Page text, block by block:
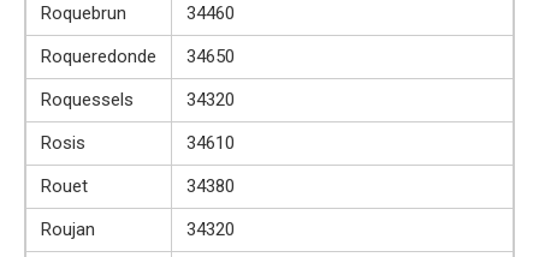
Roquebrun
34460
Roqueredonde
34650
Roquessels
34320
Rosis
34610
Rouet
34380
Roujan
34320